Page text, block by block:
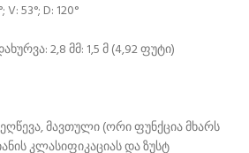
53°; D: 120°
2,8 მმ: 1,5 მ (4,92 ფუტი)
მავთული (ორი ფუნქცია მხარს
კლასიფიკაციას და ზუსტ